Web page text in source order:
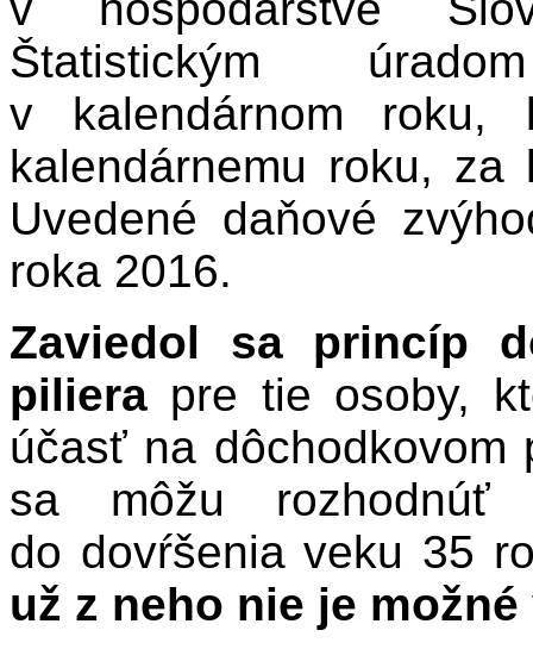
Štatistickým
v kalendárnom roku,
kalendárnemu roku,
Uvedené daňové
roka 2016.
Zaviedol sa princíp
piliera pre tie osoby,
účasť na dôchodkovom
sa môžu
do dovŕšenia veku 35
už z neho nie je